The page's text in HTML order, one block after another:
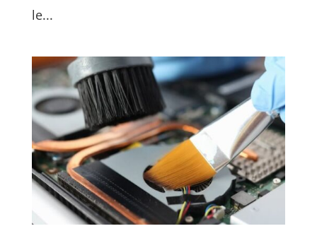
le...